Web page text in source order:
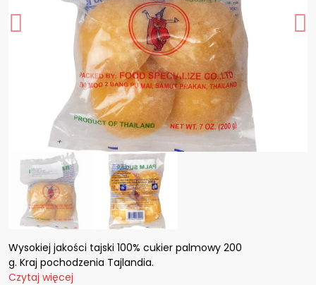
Wysokiej jakości tajski 100% cukier palmowy 200
g. Kraj pochodzenia Tajlandia.
Czytaj więcej